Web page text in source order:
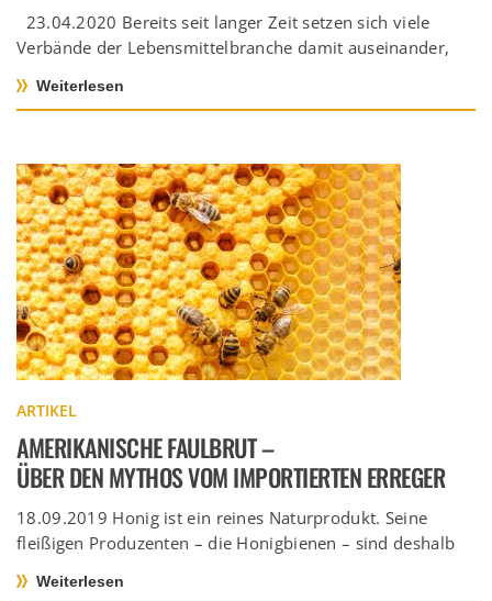
23.04.2020 Bereits seit langer Zeit setzen sich viele
Verbände der Lebensmittelbranche damit auseinander,
Weiterlesen
ARTIKEL
AMERIKANISCHE FAULBRUT –
ÜBER DEN MYTHOS VOM IMPORTIERTEN ERREGER
18.09.2019 Honig ist ein reines Naturprodukt. Seine
fleißigen Produzenten – die Honigbienen – sind deshalb
Weiterlesen